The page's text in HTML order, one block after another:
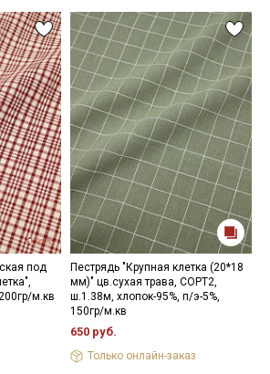
под
м.кв
Пестрядь "Крупная клетка (20*18
мм)" цв.сухая трава, СОРТ2,
ш.1.38м, хлопок-95%, п/э-5%,
150гр/м.кв
650 руб.
Только онлайн-заказ